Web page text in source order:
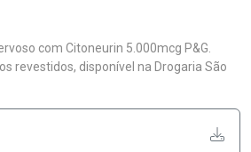
com Citoneurin 5.000mcg P&G.
revestidos, disponível na Drogaria São